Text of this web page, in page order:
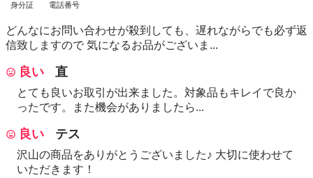
身分証 電話番号
どんなにお問い合わせが殺到しても、遅れながらでも必ず返
信致しますので 気になるお品がございま...
良い 直
とても良いお取引が出来ました。対象品もキレイで良か
ったです。また機会がありましたら...
良い テス
沢山の商品をありがとうございました♪ 大切に使わせて
いただきます！